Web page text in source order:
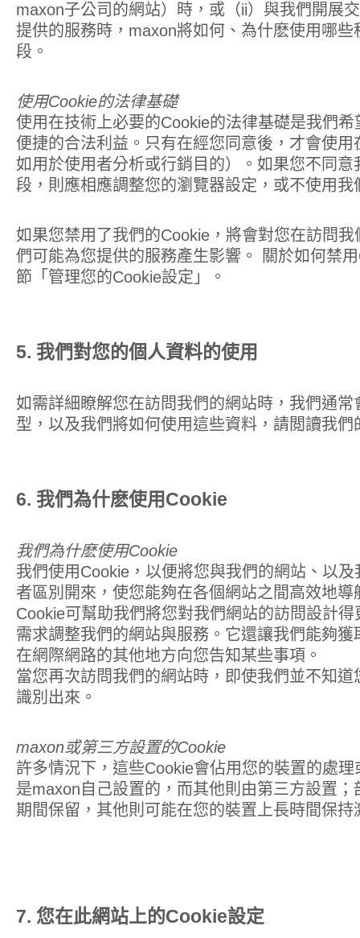
maxon子公司的網站）時，或（ii）與我們開展
提供的服務時，maxon將如何、為什麽使用哪
段。
使用Cookie的法律基礎
使用在技術上必要的Cookie的法律基礎是我們
便捷的合法利益。只有在經您同意後，才會使
如用於使用者分析或行銷目的）。如果您不同
段，則應相應調整您的瀏覽器設定，或不使用我
如果您禁用了我們的Cookie，將會對您在訪問
們可能為您提供的服務產生影響。 關於如何禁
節「管理您的Cookie設定」。
5. 我們對您的個人資料的使用
如需詳細瞭解您在訪問我們的網站時，我們通
型，以及我們將如何使用這些資料，請閲讀我們
6. 我們為什麽使用Cookie
我們為什麽使用Cookie
我們使用Cookie，以便將您與我們的網站、以
者區別開來，使您能夠在各個網站之間高效地
Cookie可幫助我們將您對我們網站的訪問設計
需求調整我們的網站與服務。它還讓我們能夠
在網際網路的其他地方向您告知某些事項。
當您再次訪問我們的網站時，即使我們並不知
識別出來。
maxon或第三方設置的Cookie
許多情況下，這些Cookie會佔用您的裝置的處
是maxon自己設置的，而其他則由第三方設置
期間保留，其他則可能在您的裝置上長時間保持
7. 您在此網站上的Cookie設定